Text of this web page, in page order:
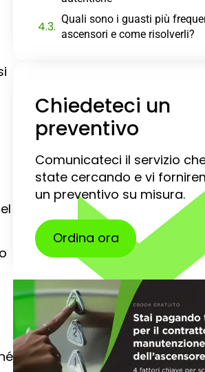
Quali sono i guasti più
ascensori e come risolverli?
Chiedeteci un
preventivo
Comunicateci il servizio
state cercando e vi
un preventivo su misura.
Ordina ora